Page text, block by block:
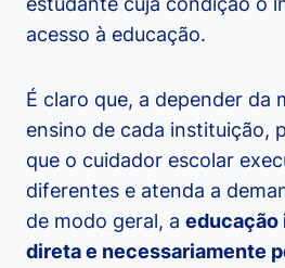
acesso à educação.
É claro que, a depender da
ensino de cada instituição,
que o cuidador escolar
diferentes e atenda a
de modo geral, a educação
direta e necessariamente